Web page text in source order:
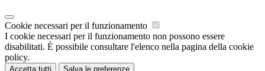
Cookie necessari per il funzionamento
I cookie necessari per il funzionamento non possono essere
disabilitati. È possibile consultare l'elenco nella pagina della cookie
policy.
Accetta tutti Salva le preferenze